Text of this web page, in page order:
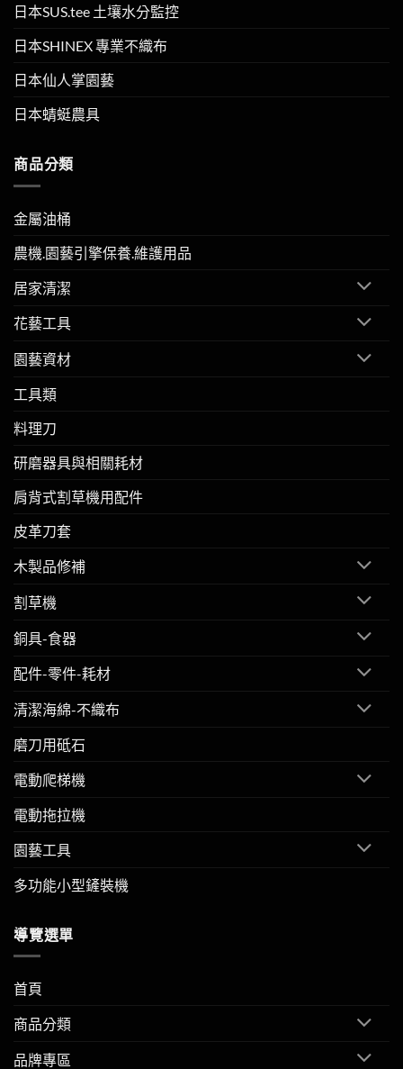
日本SUS.tee 土壤水分監控
日本SHINEX 專業不織布
日本仙人掌園藝
日本蜻蜓農具
商品分類
金屬油桶
農機.園藝引擎保養.維護用品
居家清潔
花藝工具
園藝資材
工具類
料理刀
研磨器具與相關耗材
肩背式割草機用配件
皮革刀套
木製品修補
割草機
銅具-食器
配件-零件-耗材
清潔海綿-不織布
磨刀用砥石
電動爬梯機
電動拖拉機
園藝工具
多功能小型鏟裝機
導覽選單
首頁
商品分類
品牌專區